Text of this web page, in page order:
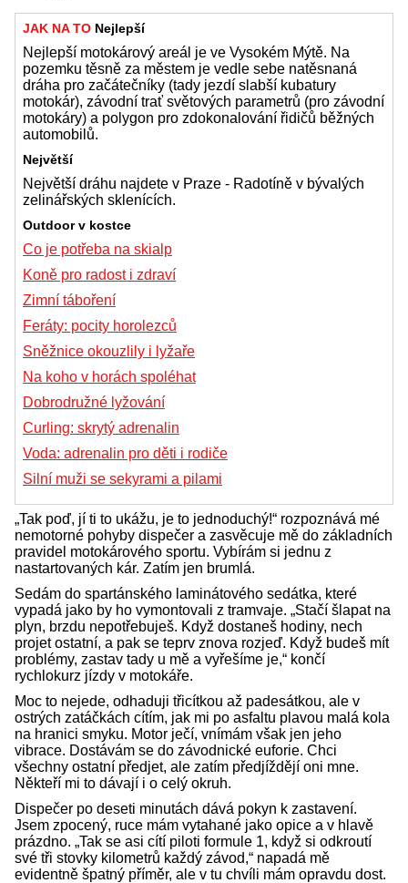
JAK NA TO Nejlepší
Nejlepší motokárový areál je ve Vysokém Mýtě. Na
pozemku těsně za městem je vedle sebe natěsnaná
dráha pro začátečníky (tady jezdí slabší kubatury
motokár), závodní trať světových parametrů (pro závodní
motokáry) a polygon pro zdokonalování řidičů běžných
automobilů.
Největší
Největší dráhu najdete v Praze - Radotíně v bývalých
zelinářských sklenících.
Outdoor v kostce
Co je potřeba na skialp
Koně pro radost i zdraví
Zimní táboření
Feráty: pocity horolezců
Sněžnice okouzlily i lyžaře
Na koho v horách spoléhat
Dobrodružné lyžování
Curling: skrytý adrenalin
Voda: adrenalin pro děti i rodiče
Silní muži se sekyrami a pilami
„Tak poď, jí ti to ukážu, je to jednoduchý!“ rozpoznává mé
nemotorné pohyby dispečer a zasvěcuje mě do základních
pravidel motokárového sportu. Vybírám si jednu z
nastartovaných kár. Zatím jen brumlá.
Sedám do spartánského laminátového sedátka, které
vypadá jako by ho vymontovali z tramvaje. „Stačí šlapat na
plyn, brzdu nepotřebuješ. Když dostaneš hodiny, nech
projet ostatní, a pak se teprv znova rozjeď. Když budeš mít
problémy, zastav tady u mě a vyřešíme je,“ končí
rychlokurz jízdy v motokáře.
Moc to nejede, odhaduji třicítkou až padesátkou, ale v
ostrých zatáčkách cítím, jak mi po asfaltu plavou malá kola
na hranici smyku. Motor ječí, vnímám však jen jeho
vibrace. Dostávám se do závodnické euforie. Chci
všechny ostatní předjet, ale zatím předjíždějí oni mne.
Někteří mi to dávají i o celý okruh.
Dispečer po deseti minutách dává pokyn k zastavení.
Jsem zpocený, ruce mám vytahané jako opice a v hlavě
prázdno. „Tak se asi cítí piloti formule 1, když si odkroutí
své tři stovky kilometrů každý závod,“ napadá mě
evidentně špatný příměr, ale v tu chvíli mám opravdu dost.